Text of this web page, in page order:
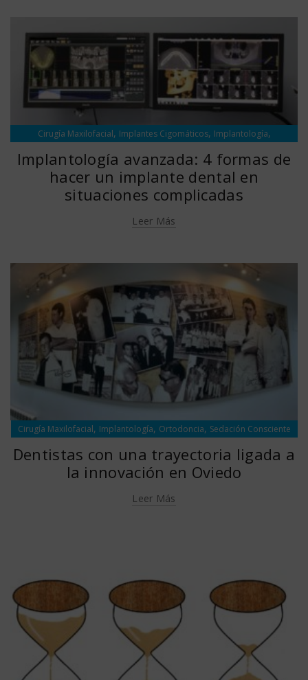
Cirugía Maxilofacial, Implantes Cigomáticos, Implantología,
Implantología avanzada: 4 formas de
hacer un implante dental en
situaciones complicadas
Leer Más
Cirugía Maxilofacial, Implantología, Ortodoncia, Sedación Consciente
Dentistas con una trayectoria ligada a
la innovación en Oviedo
Leer Más